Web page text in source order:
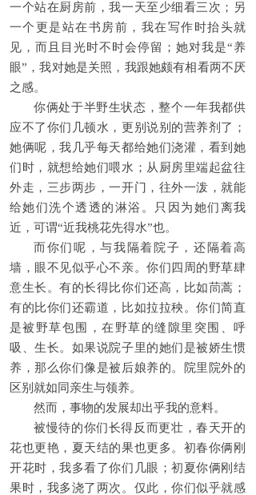
一个站在厨房前，我一天至少细看三次；另
一个更是站在书房前，我在写作时抬头就
见，而且目光时不时会停留；她对我是“养
眼”，我对她是关照，我跟她颇有相看两不厌
之感。
你俩处于半野生状态，整个一年我都供
应不了你们几顿水，更别说别的营养剂了；
她俩呢，我几乎每天都给她们浇灌，看到她
们时，就想给她们喂水；从厨房里端起盆往
外走，三步两步，一开门，往外一泼，就能
给她们洗个透透的淋浴。只因为她们离我
近，可谓“近我桃花先得水”也。
而你们呢，与我隔着院子，还隔着高
墙，眼不见似乎心不亲。你们四周的野草肆
意生长。有的长得比你们还高，比如茼蒿；
有的比你们还霸道，比如拉拉秧。你们简直
是被野草包围，在野草的缝隙里突围、呼
吸、生长。如果说院子里的她们是被娇生惯
养，那么你们像是被后娘养的。院里院外的
区别就如同亲生与领养。
然而，事物的发展却出乎我的意料。
被慢待的你们长得反而更壮，春天开的
花也更艳，夏天结的果也更多。初春你俩刚
开花时，我多看了你们几眼；初夏你俩刚结
果时，我多浇了两次。仅此，你们似乎就感